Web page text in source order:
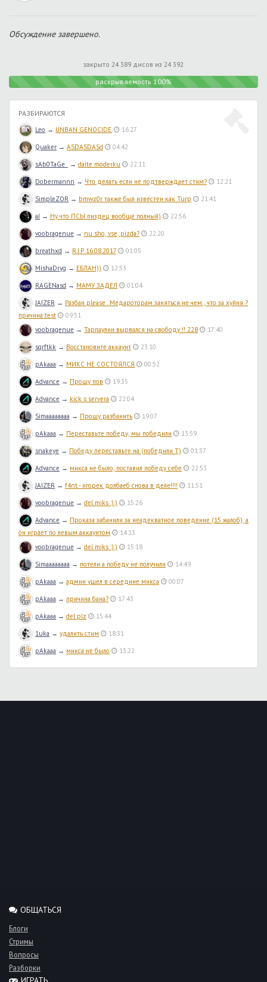
Обсуждение завершено.
закрыто 24 389 дисов из 24 392
раскрываемость 100%
РАЗБИРАЮТСЯ
Leo → UNBAN GENOCIDE. 16:27
Quaker → ASDASDASd 04:42
sAb0TaGe_ → daite moderku 22:11
Dobermannn → Что делать если не подтверждает стим? 12:21
SimpleZOR → bmwz0r также был известен как Turp 21:41
aJ → Ну что ПСЫ пиздец вообще полный) 22:56
voobragenue → nu sho, vse, pizda? 22:20
breathxd → R.I.P 16.08.2017 01:05
MishaDryg → ЕБЛАН)) 12:53
RAGENasd → МАМУ ЗАДЕЛ 01:04
JAIZER → Разбан please . Медароторам заняться не чем , что за хуйня ?
причина test
09:51
voobragenue → Тарпаулин вырвался на свободу !! 228 17:40
sqrftkk → Восстановите аккаунт 23:10
pAkaaa → МИКС НЕ СОСТОЯЛСЯ 00:52
Advance → Прошу пов 19:35
Advance → kick s servera 22:04
Simaaaaaaaa → Прошу разбанить 19:07
pAkaaa → Переставьте победу, мы победили 13:59
snakeye → Победу переставьте на (победили T) 01:37
Advance → микса не было, поставил победу себе 22:53
JAIZER → f4nt - игорек долбаеб снова в деле!!!! 11:51
voobragenue → del miks :):) 15:26
Advance → Проказа забанили за неадекватное поведение (15 жалоб), а
он играет по левым аккаунтом
14:13
voobragenue → del miks :):) 15:18
Simaaaaaaaa → потели а победу не получили 14:49
pAkaaa → админ ушел в середине микса 00:07
pAkaaa → причина бана? 17:43
pAkaaa → del plz 15:44
1uka → удалить стим 18:31
pAkaaa → микса не было 13:22
ОБЩАТЬСЯ
Блоги
Стримы
Вопросы
Разборки